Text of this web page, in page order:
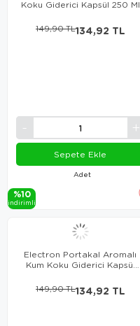
Koku Giderici Kapsül 250 Ml
Adet
134,92 TL
149,90 TL
Sepete Ekle
%10
i̇ndi̇ri̇mli̇
Electron Portakal Aromalı
Kum Koku Giderici Kapsül
134,92 TL
149,90 TL